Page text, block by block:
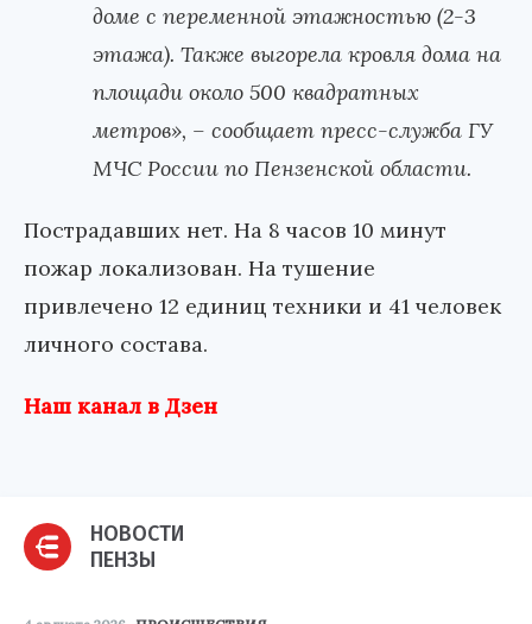
доме с переменной этажностью (2-3
этажа). Также выгорела кровля дома на
площади около 500 квадратных
метров», – сообщает пресс-служба ГУ
МЧС России по Пензенской области.
Пострадавших нет. На 8 часов 10 минут
пожар локализован. На тушение
привлечено 12 единиц техники и 41 человек
личного состава.
Наш канал в Дзен
НОВОСТИ
ПЕНЗЫ